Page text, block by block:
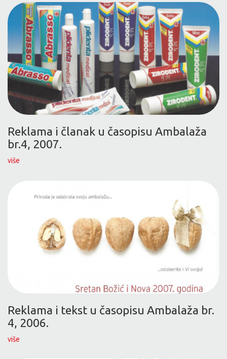
Reklama i članak u časopisu Ambalaža
br.4, 2007.
više
Reklama i tekst u časopisu Ambalaža br.
4, 2006.
više